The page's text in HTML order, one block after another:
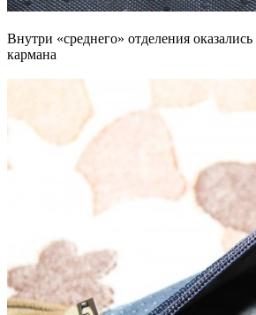
Внутри «среднего» отделения
кармана